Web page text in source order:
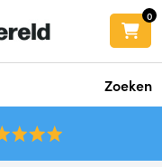
0
Zoeken